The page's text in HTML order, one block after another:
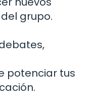
grupo.
potenciar tus